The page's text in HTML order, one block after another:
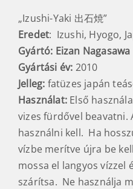
„Izushi-Yaki 出石焼”
Eredet: Izushi, Hyogo,
Gyártó: Eizan Nagasawa
Gyártási év: 2010
Jelleg: fatüzes japán
Használat: Első
vizes fürdővel beavatni.
használni kell. Ha
vízbe merítve újra be
mossa el langyos
szárítsa. Ne használja